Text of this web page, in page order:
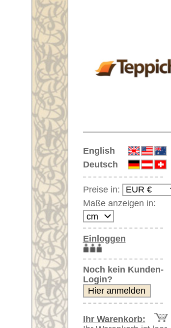
English
Deutsch
Preise in:
Maße anzeigen in:
Einloggen
Noch kein Kunden-
Login?
Ihr Warenkorb:
Ihr Warenkorb ist leer.
Artikelnummer:
Moderne Teppiche
Orientteppiche
Unifarben/ungemustert
Seidenteppiche
Große Teppiche
(über 300x200 cm)
Sehr große XL Teppiche
(über 400x200 cm)
Weitere
Bitte klicken
Hauptbild